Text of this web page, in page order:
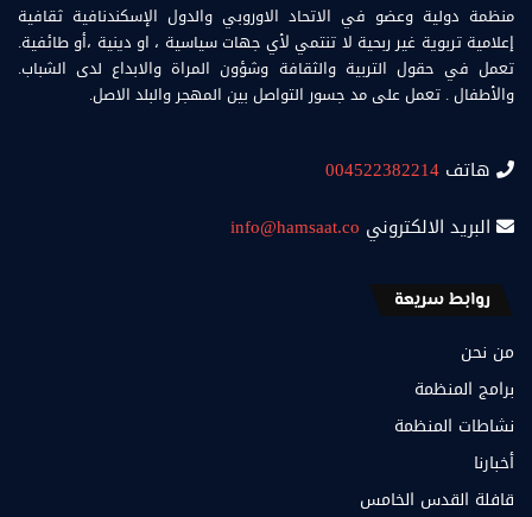
منظمة دولية وعضو في الاتحاد الاوروبي والدول الإسكندنافية ثقافية
إعلامية تربوية غير ربحية لا تنتمي لأي جهات سياسية ، او دينية ،أو طائفية.
تعمل في حقول التربية والثقافة وشؤون المراة والابداع لدى الشباب.
والأطفال . تعمل على مد جسور التواصل بين المهجر والبلد الاصل.
هاتف 004522382214
البريد الالكتروني info@hamsaat.co
روابط سريعة
من نحن
برامج المنظمة
نشاطات المنظمة
أخبارنا
قافلة القدس الخامس